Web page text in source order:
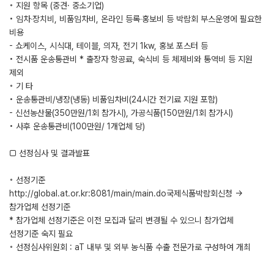
◦ 지원 항목 (중견· 중소기업)
• 임차‧장치비, 비품임차비, 온라인 등록‧홍보비 등 박람회 부스운영에 필요한
비용
- 쇼케이스, 시식대, 테이블, 의자, 전기 1kw, 홍보 포스터 등
• 전시품 운송통관비 * 출장자 항공료, 숙식비 등 체제비와 통역비 등 지원
제외
◦ 기 타
• 운송통관비/냉장(냉동) 비품임차비(24시간 전기료 지원 포함)
- 신선농산물(350만원/1회 참가시), 가공식품(150만원/1회 참가시)
• 사후 운송통관비(100만원/ 1개업체 당)
□ 선정심사 및 결과발표
◦ 선정기준
http://global.at.or.kr:8081/main/main.do국제식품박람회신청 →
참가업체 선정기준
* 참가업체 선정기준은 이전 모집과 달리 변경될 수 있으니 참가업체
선정기준 숙지 필요
◦ 선정심사위원회 : aT 내부 및 외부 농식품 수출 전문가로 구성하여 개최